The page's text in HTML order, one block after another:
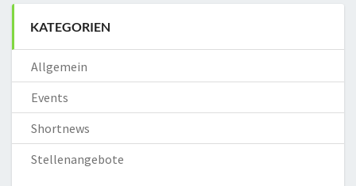
KATEGORIEN
Allgemein
Events
Shortnews
Stellenangebote